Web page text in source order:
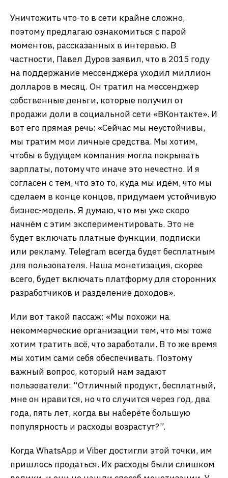
Уничтожить что-то в сети крайне сложно,
поэтому предлагаю ознакомиться с парой
моментов, рассказанных в интервью. В
частности, Павел Дуров заявил, что в 2015 году
на поддержание мессенджера уходил миллион
долларов в месяц. Он тратил на мессенджер
собственные деньги, которые получил от
продажи доли в социальной сети «ВКонтакте». И
вот его прямая речь: «Сейчас мы неустойчивы,
мы тратим мои личные средства. Мы хотим,
чтобы в будущем компания могла покрывать
зарплаты, потому что иначе это нечестно. И я
согласен с тем, что это то, куда мы идём, что мы
сделаем в конце концов, придумаем устойчивую
бизнес-модель. Я думаю, что мы уже скоро
начнём с этим экспериментировать. Это не
будет включать платные функции, подписки
или рекламу. Telegram всегда будет бесплатным
для пользователя. Наша монетизация, скорее
всего, будет включать платформу для сторонних
разработчиков и разделение доходов».
Или вот такой пассаж: «Мы похожи на
некоммерческие организации тем, что мы тоже
хотим тратить всё, что заработали. В то же время
мы хотим сами себя обеспечивать. Поэтому
важный вопрос, который нам задают
пользователи: “Отличный продукт, бесплатный,
мне он нравится, но что случится через год, два
года, пять лет, когда вы наберёте большую
популярность и расходы возрастут?”.
Когда WhatsApp и Viber достигли этой точки, им
пришлось продаться. Их расходы были слишком